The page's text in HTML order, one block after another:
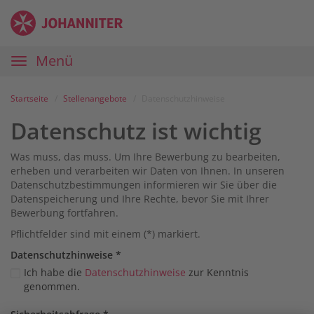
Zum
Inhalt
Anmelden
Zur
Navigation
Zur
Startseite
Karriereportal
Johanniter
Hauptnavigation
Menü
Startseite Stellenangebote
Datenschutz ist wichtig
Was muss, das muss. Um Ihre Bewerbung zu bearbeiten,
erheben und verarbeiten wir Daten von Ihnen. In unseren
Datenschutzbestimmungen informieren wir Sie über die
Datenspeicherung und Ihre Rechte, bevor Sie mit Ihrer
Bewerbung fortfahren.
Pflichtfelder sind mit einem (*) markiert.
Datenschutz­hinweise *
Ich habe die Datenschutzhinweise zur Kenntnis
genommen.